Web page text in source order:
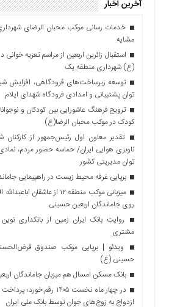
آخرین اخبار
مشایه
استقبال زائرین اربعین از مراسم تعزیه
(ع) شهرداری منطقه یک
توسعه زیرساخت‌های فرودگاهی، افزایش
توان پشتیبانی و امدادی فرودگاه شهدای ایلام
ترویج فرهنگ عاشورایی بین کودکان و
کودک در موکب محبان الرضا(ع)
تقدیر معاون اول رئیس‌جمهور از
ناوبری هوایی ایران/ حماسه حضور مردم، نمادی
توان مدیریتی کشور
برپایی غرفه محیط زیست در راهپیمایی
میزبانی موکب منطقه ۱۲ از
روی جاماندگان اربعین حسینی
روایت بانک ایران زمین از بانکداری
مشتری
ویدئو | برپایی موکب صندوق
حسینی (ع)
بانک مسکن امسال هم میزبان جاماندگان
ازدواج به زوج‌های جوان توسط بانک ملی ایران